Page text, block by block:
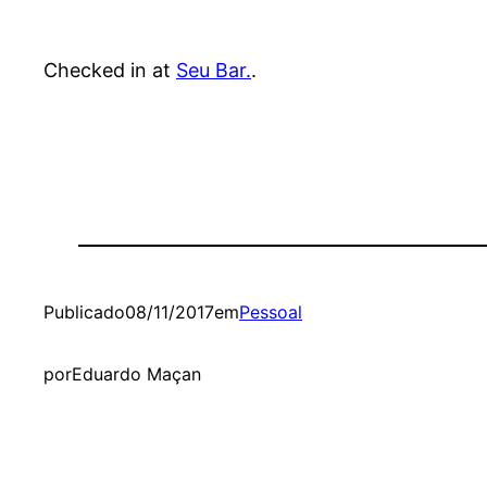
Checked in at Seu Bar..
Publicado08/11/2017emPessoal
porEduardo Maçan